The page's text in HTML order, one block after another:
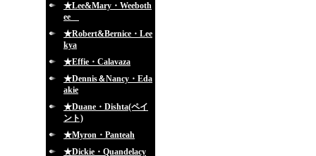
★Lee&Mary・Weeboth
ee
★Robert&Bernice・Lee
kya
★Effie・Calavaza
★Dennis＆Nancy・Eda
akie
★Duane・Dishta(ペイ
ント)
★Myron・Panteah
★Dickie・Quandelacy